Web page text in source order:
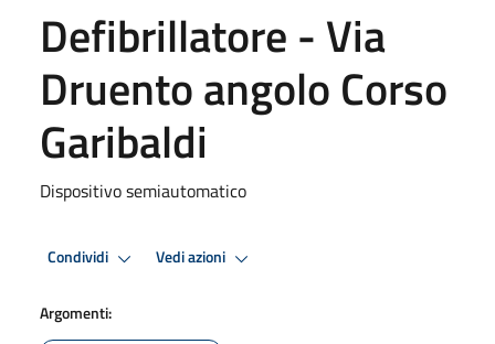
Defibrillatore - Via
Druento angolo Corso
Garibaldi
Dispositivo semiautomatico
Condividi Vedi azioni
Argomenti: